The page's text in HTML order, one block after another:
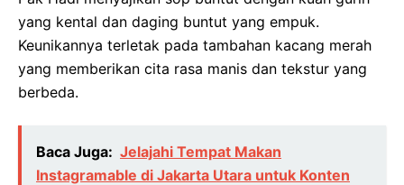
yang kental dan daging buntut yang empuk.
Keunikannya terletak pada tambahan kacang merah
yang memberikan cita rasa manis dan tekstur yang
berbeda.
Baca Juga: Jelajahi Tempat Makan
Instagramable di Jakarta Utara untuk Konten